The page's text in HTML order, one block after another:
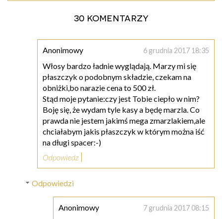
30 komentarzy
Anonimowy 6 grudnia 2017 18:35
Włosy bardzo ładnie wyglądają. Marzy mi się
płaszczyk o podobnym składzie, czekam na
obniżki,bo narazie cena to 500 zł.
Stąd moje pytanie:czy jest Tobie ciepło w nim?
Boję się, że wydam tyle kasy a będę marzla. Co
prawda nie jestem jakimś mega zmarzlakiem,ale
chciałabym jakis płaszczyk w którym można iść
na długi spacer:-)
Odpowiedz
Odpowiedzi
Anonimowy 7 grudnia 2017 08:15